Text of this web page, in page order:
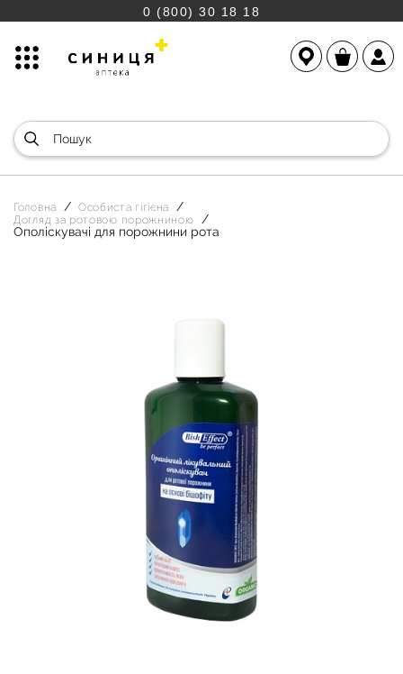
0 (800) 30 18 18
Головна
Особиста гігієна
Догляд за ротовою порожниною
Ополіскувачі для порожнини рота